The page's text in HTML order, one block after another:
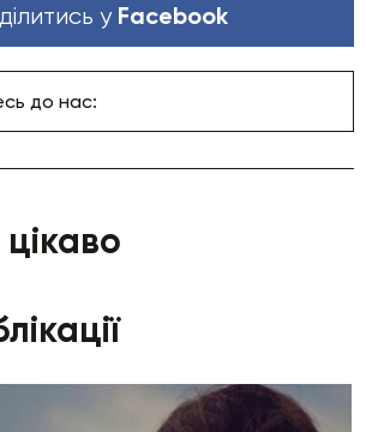
у Facebook
до нас: